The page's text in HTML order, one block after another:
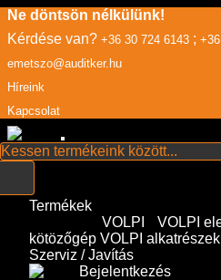
Ne döntsön nélkülünk!
Kérdése van? +36 30 724 6143 ;
emetszo@auditker.hu
Híreink
Kapcsolat
Termékek
VOLPI
VOLPI
kötözőgép VOLPI
Szerviz / Javítás
Bejelentkezés